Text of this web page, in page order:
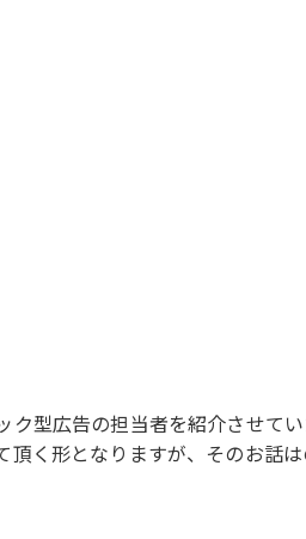
型広告の担当者を紹介させてい
く形となりますが、そのお話